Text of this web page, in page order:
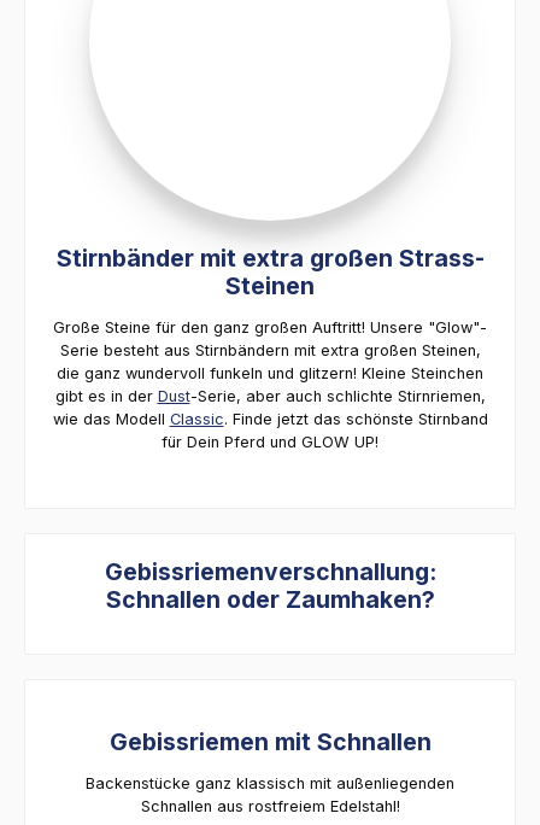
Stirnbänder mit extra großen Strass-
Steinen
Große Steine für den ganz großen Auftritt! Unsere "Glow"-
Serie besteht aus Stirnbändern mit extra großen Steinen,
die ganz wundervoll funkeln und glitzern! Kleine Steinchen
gibt es in der Dust-Serie, aber auch schlichte Stirnriemen,
wie das Modell Classic. Finde jetzt das schönste Stirnband
für Dein Pferd und GLOW UP!
Gebissriemenverschnallung:
Schnallen oder Zaumhaken?
Gebissriemen mit Schnallen
Backenstücke ganz klassisch mit außenliegenden
Schnallen aus rostfreiem Edelstahl!